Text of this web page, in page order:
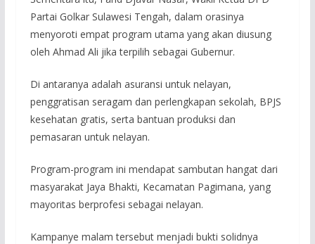
Partai Golkar Sulawesi Tengah, dalam orasinya
menyoroti empat program utama yang akan diusung
oleh Ahmad Ali jika terpilih sebagai Gubernur.
Di antaranya adalah asuransi untuk nelayan,
penggratisan seragam dan perlengkapan sekolah, BPJS
kesehatan gratis, serta bantuan produksi dan
pemasaran untuk nelayan.
Program-program ini mendapat sambutan hangat dari
masyarakat Jaya Bhakti, Kecamatan Pagimana, yang
mayoritas berprofesi sebagai nelayan.
Kampanye malam tersebut menjadi bukti solidnya